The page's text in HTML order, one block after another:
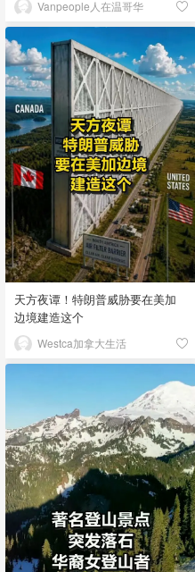
Vanpeople人在温哥华
天方夜谭！特朗普威胁要在美加
边境建造这个
Westca加拿大生活